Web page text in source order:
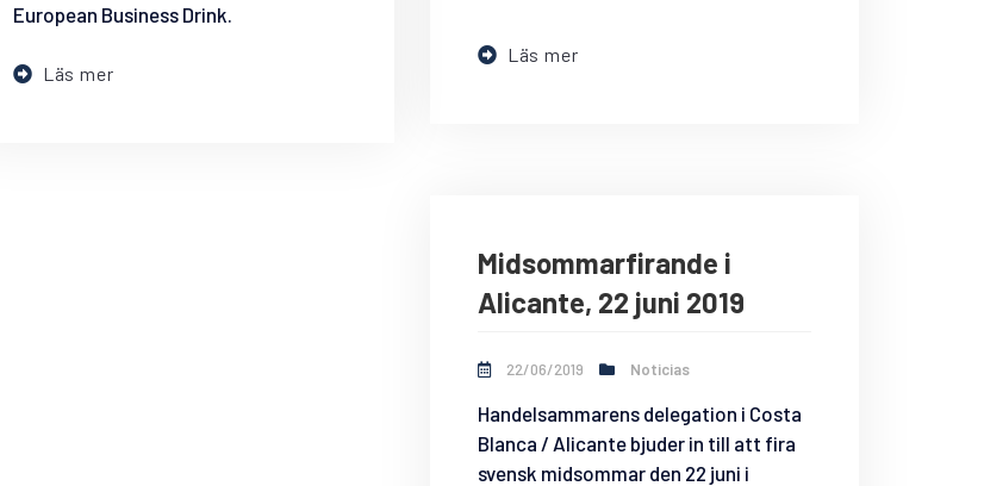
Läs mer
European Business Drink.
Läs mer
Midsommarfirande i
Alicante, 22 juni 2019
22/06/2019 Noticias
Handelsammarens delegation i Costa
Blanca / Alicante bjuder in till att fira
svensk midsommar den 22 juni i